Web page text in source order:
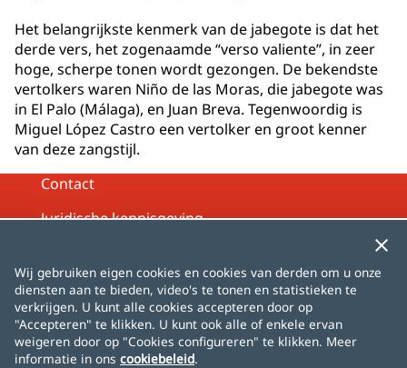
Het belangrijkste kenmerk van de jabegote is dat het
derde vers, het zogenaamde “verso valiente”, in zeer
hoge, scherpe tonen wordt gezongen. De bekendste
vertolkers waren Niño de las Moras, die jabegote was
in El Palo (Málaga), en Juan Breva. Tegenwoordig is
Miguel López Castro een vertolker en groot kenner
van deze zangstijl.
Contact
Juridische kennisgeving
Cookiebeleid
Sitemap
Wij gebruiken eigen cookies en cookies van derden om u onze
diensten aan te bieden, video's te tonen en statistieken te
verkrijgen. U kunt alle cookies accepteren door op
"Accepteren" te klikken. U kunt ook alle of enkele ervan
weigeren door op "Cookies configureren" te klikken. Meer
informatie in ons cookiebeleid.